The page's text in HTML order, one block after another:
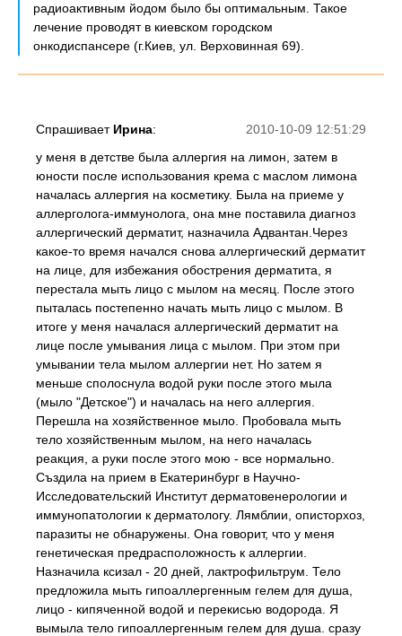
радиоактивным йодом было бы оптимальным. Такое
лечение проводят в киевском городском
онкодиспансере (г.Киев, ул. Верховинная 69).
2010-10-09 12:51:29
Спрашивает Ирина:
у меня в детстве была аллергия на лимон, затем в
юности после использования крема с маслом лимона
началась аллергия на косметику. Была на приеме у
аллерголога-иммунолога, она мне поставила диагноз
аллергический дерматит, назначила Адвантан.Через
какое-то время начался снова аллергический дерматит
на лице, для избежания обострения дерматита, я
перестала мыть лицо с мылом на месяц. После этого
пыталась постепенно начать мыть лицо с мылом. В
итоге у меня началася аллергический дерматит на
лице после умывания лица с мылом. При этом при
умывании тела мылом аллергии нет. Но затем я
меньше сполоснула водой руки после этого мыла
(мыло "Детское") и началась на него аллергия.
Перешла на хозяйственное мыло. Пробовала мыть
тело хозяйственным мылом, на него началась
реакция, а руки после этого мою - все нормально.
Създила на прием в Екатеринбург в Научно-
Исследовательский Институт дерматовенерологии и
иммунопатологии к дерматологу. Лямблии, описторхоз,
паразиты не обнаружены. Она говорит, что у меня
генетическая предрасположность к аллергии.
Назначила ксизал - 20 дней, лактрофильтрум. Тело
предложила мыть гипоаллергенным гелем для душа,
лицо - кипяченной водой и перекисью водорода. Я
вымыла тело гипоаллергенным гелем для душа. сразу